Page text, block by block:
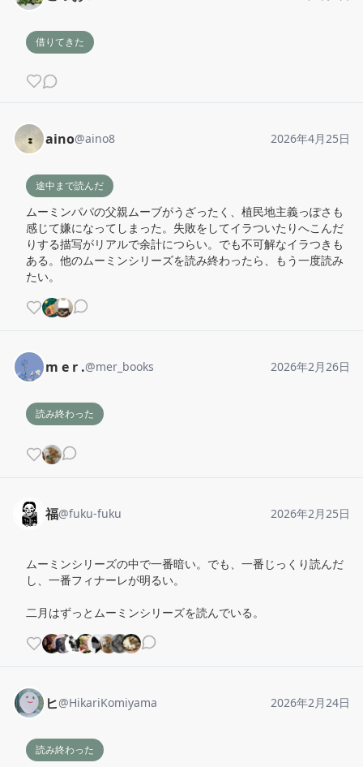
借りてきた
aino@aino8 2026年4月25日
途中まで読んだ
ムーミンパパの父親ムーブがうざったく、植民地主義っぽさも
感じて嫌になってしまった。失敗をしてイラついたりへこんだ
りする描写がリアルで余計につらい。でも不可解なイラつきも
ある。他のムーミンシリーズを読み終わったら、もう一度読み
たい。
m e r .@mer_books 2026年2月26日
読み終わった
福@fuku-fuku 2026年2月25日
ムーミンシリーズの中で一番暗い。でも、一番じっくり読んだ
し、一番フィナーレが明るい。
二月はずっとムーミンシリーズを読んでいる。
ヒ@HikariKomiyama 2026年2月24日
読み終わった